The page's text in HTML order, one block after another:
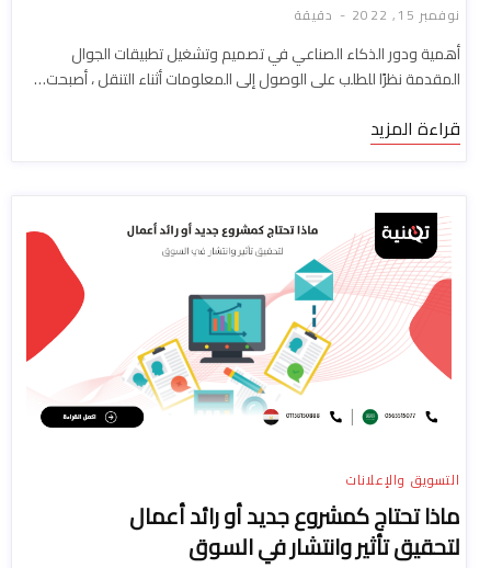
نوفمبر 15, 2022 دقيقة
أهمية ودور الذكاء الصناعي في تصميم وتشغيل تطبيقات الجوال
المقدمة نظرًا للطلب على الوصول إلى المعلومات أثناء التنقل ، أصبحت…
قراءة المزيد
التسويق والإعلانات
ماذا تحتاج كمشروع جديد أو رائد أعمال
لتحقيق تأثير وانتشار في السوق